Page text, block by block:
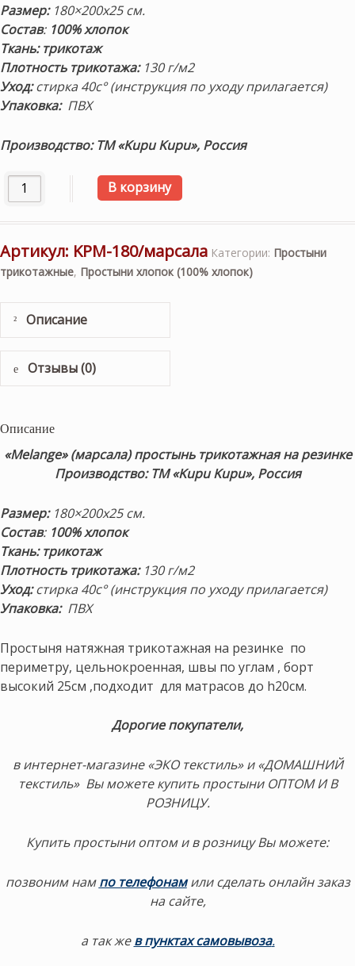
Размер:180×200х25 см.
Состав: 100% хлопок
Ткань: трикотаж
Плотность трикотажа:130 г/м2
Уход:стирка 40с° (инструкция по уходу прилагается)
Упаковка:ПВХ
Производство: ТМ «Kupu Kupu», Россия
Количество товара «Melange» (марсала). Простынь
В корзину
Артикул: KPM-180/марсала Категории: Простыни
трикотажные, Простыни хлопок (100% хлопок)
Описание
Отзывы (0)
Описание
«Melange» (марсала) простынь трикотажная на резинке
Производство: ТМ «Kupu Kupu», Россия
Размер:180×200х25 см.
Состав: 100% хлопок
Ткань: трикотаж
Плотность трикотажа:130 г/м2
Уход:стирка 40с° (инструкция по уходу прилагается)
Упаковка:ПВХ
Простыня натяжная трикотажная на резинке по
периметру, цельнокроенная, швы по углам , борт
высокий 25см ,подходит для матрасов до h20см.
Дорогие покупатели,
в интернет-магазине «ЭКО текстиль» и «ДОМАШНИЙ
текстиль» Вы можете купить простыни ОПТОМ И В
РОЗНИЦУ.
Купить простыни оптом и в розницу Вы можете:
позвоним нампо телефонамили сделать онлайн заказ
на сайте,
а так жев пунктах самовывоза.